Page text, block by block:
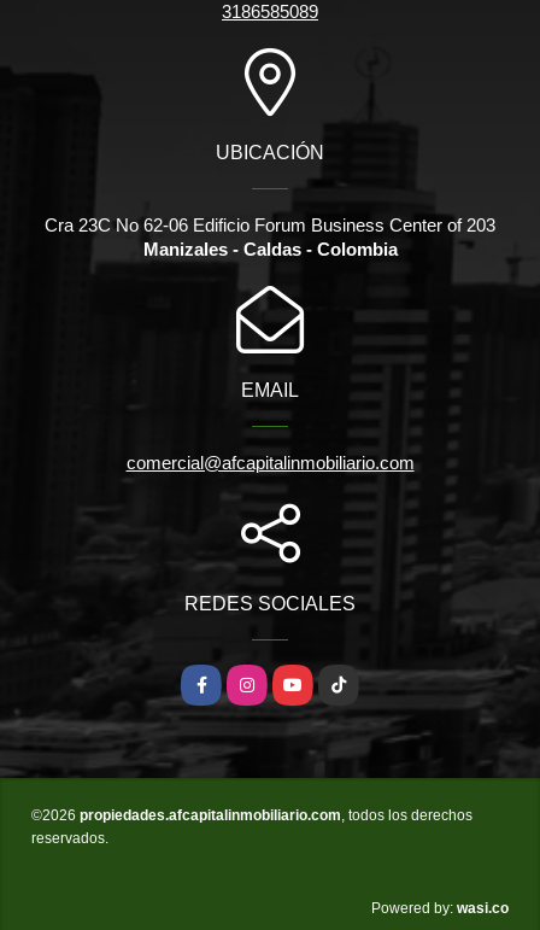
3186585089
UBICACIÓN
Cra 23C No 62-06 Edificio Forum Business Center of 203
Manizales - Caldas - Colombia
EMAIL
comercial@afcapitalinmobiliario.com
REDES SOCIALES
FacebookInstagramYouTubeTikTok
©2026 propiedades.afcapitalinmobiliario.com, todos los derechos
reservados.
Powered by: wasi.co